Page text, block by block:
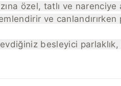
özel, tatlı ve
ve canlandırırken
besleyici parlaklık,